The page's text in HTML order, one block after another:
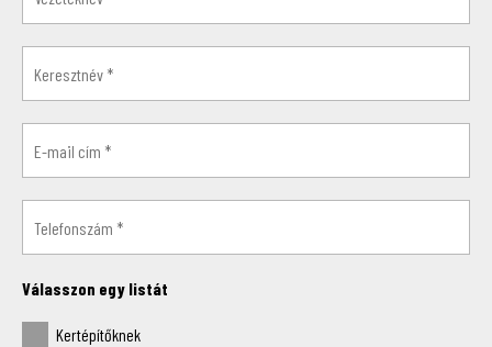
Válasszon egy listát
Kertépítőknek